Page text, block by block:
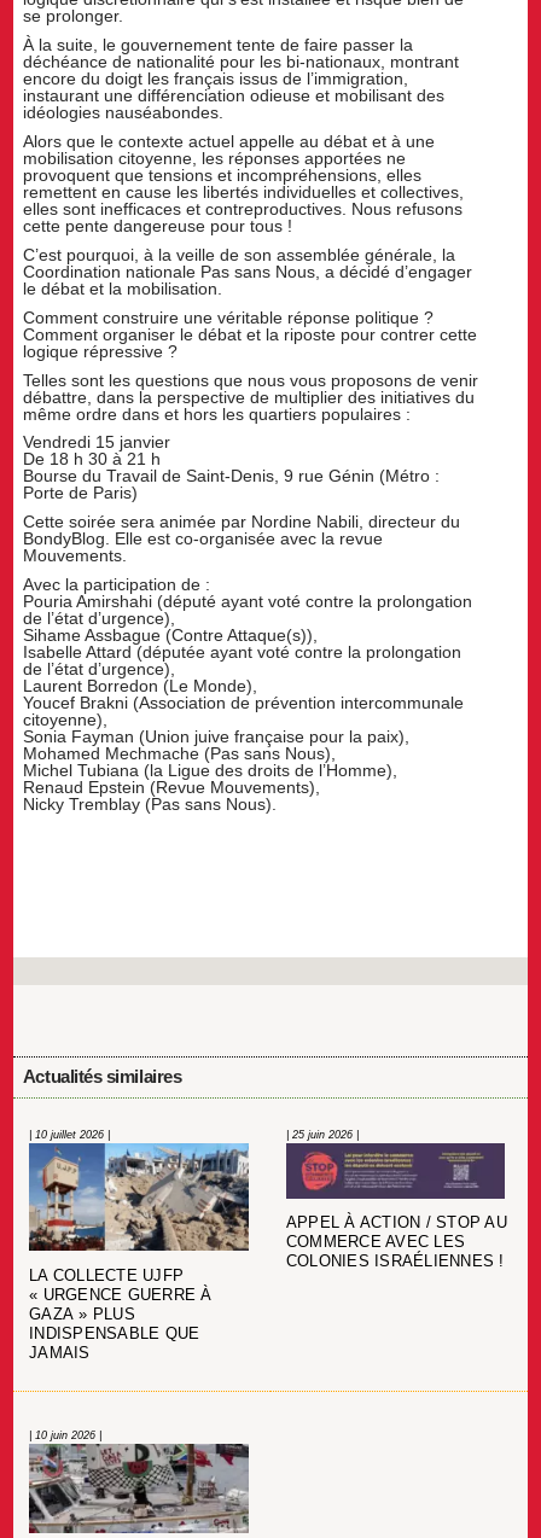
se prolonger.
À la suite, le gouvernement tente de faire passer la
déchéance de nationalité pour les bi-nationaux, montrant
encore du doigt les français issus de l’immigration,
instaurant une différenciation odieuse et mobilisant des
idéologies nauséabondes.
Alors que le contexte actuel appelle au débat et à une
mobilisation citoyenne, les réponses apportées ne
provoquent que tensions et incompréhensions, elles
remettent en cause les libertés individuelles et collectives,
elles sont inefficaces et contreproductives. Nous refusons
cette pente dangereuse pour tous !
C’est pourquoi, à la veille de son assemblée générale, la
Coordination nationale Pas sans Nous, a décidé d’engager
le débat et la mobilisation.
Comment construire une véritable réponse politique ?
Comment organiser le débat et la riposte pour contrer cette
logique répressive ?
Telles sont les questions que nous vous proposons de venir
débattre, dans la perspective de multiplier des initiatives du
même ordre dans et hors les quartiers populaires :
Vendredi 15 janvier
De 18 h 30 à 21 h
Bourse du Travail de Saint-Denis, 9 rue Génin (Métro :
Porte de Paris)
Cette soirée sera animée par Nordine Nabili, directeur du
BondyBlog. Elle est co-organisée avec la revue
Mouvements.
Avec la participation de :
Pouria Amirshahi (député ayant voté contre la prolongation
de l’état d’urgence),
Sihame Assbague (Contre Attaque(s)),
Isabelle Attard (députée ayant voté contre la prolongation
de l’état d’urgence),
Laurent Borredon (Le Monde),
Youcef Brakni (Association de prévention intercommunale
citoyenne),
Sonia Fayman (Union juive française pour la paix),
Mohamed Mechmache (Pas sans Nous),
Michel Tubiana (la Ligue des droits de l’Homme),
Renaud Epstein (Revue Mouvements),
Nicky Tremblay (Pas sans Nous).​
Actualités similaires
| 10 juillet 2026 |
LA COLLECTE UJFP
« URGENCE GUERRE À
GAZA » PLUS
INDISPENSABLE QUE
JAMAIS
| 25 juin 2026 |
APPEL À ACTION / STOP AU
COMMERCE AVEC LES
COLONIES ISRAÉLIENNES !
| 10 juin 2026 |